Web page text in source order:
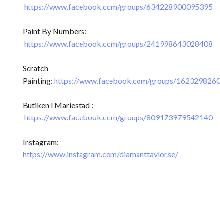
https://www.facebook.com/groups/634228900095395
Paint By Numbers:
https://www.facebook.com/groups/241998643028408
Scratch
Painting: https://www.facebook.com/groups/
Butiken I Mariestad :
https://www.facebook.com/groups/809173979542140
Instagram:
https://www.instagram.com/diamanttavlor.se/